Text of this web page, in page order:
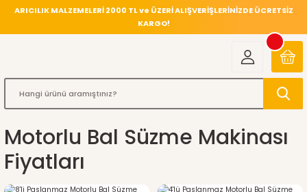
ARICILIK MALZEMELERİ 2000 TL ve ÜZERİ ALIŞVERİŞLERİNİZDE ÜCRETSİZ
KARGO!
Motorlu Bal Süzme Makinası
Fiyatları